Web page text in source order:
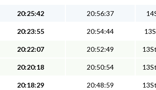
20:25:42 20:56:37
20:23:55 20:54:44
20:22:07 20:52:49
20:20:18 20:50:54
20:18:29 20:48:59